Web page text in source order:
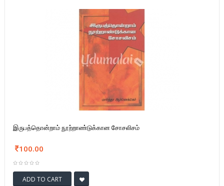
இருபத்தொன்றாம் நூற்றாண்டுக்கான சோசலிசம்
100.00
ADD TO CART